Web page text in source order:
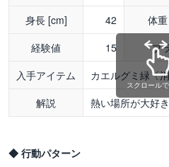
身長 [cm] 42 体
経験値
15 ブ
入手アイテム
カエルグミ緑〔
解説
熱い場所が大好
スクロール
◆ 行動パターン